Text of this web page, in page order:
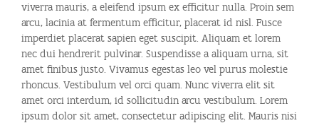
viverra mauris, a eleifend ipsum ex efficitur nulla. Proin sem
arcu, lacinia at fermentum efficitur, placerat id nisl. Fusce
imperdiet placerat sapien eget suscipit. Aliquam et lorem
nec dui hendrerit pulvinar. Suspendisse a aliquam urna, sit
amet finibus justo. Vivamus egestas leo vel purus molestie
rhoncus. Vestibulum vel orci quam. Nunc viverra elit sit
amet orci interdum, id sollicitudin arcu vestibulum. Lorem
ipsum dolor sit amet, consectetur adipiscing elit. Mauris nisi